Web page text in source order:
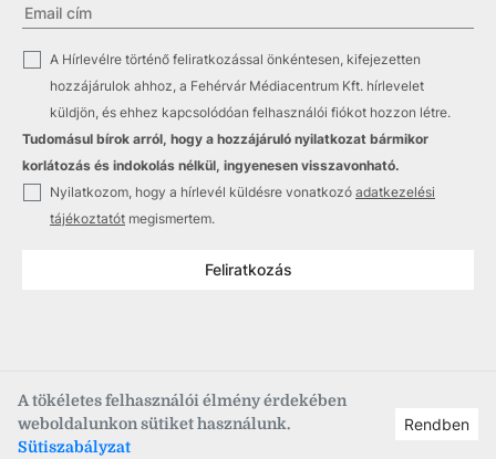
A tökéletes felhasználói élmény érdekében
weboldalunkon sütiket használunk.
Sütiszabályzat
Rendben
A Hírlevélre történő feliratkozással önkéntesen, kifejezetten
hozzájárulok ahhoz, a Fehérvár Médiacentrum Kft. hírlevelet
küldjön, és ehhez kapcsolódóan felhasználói fiókot hozzon létre.
Tudomásul bírok arról, hogy a hozzájáruló nyilatkozat bármikor
korlátozás és indokolás nélkül, ingyenesen visszavonható.
Nyilatkozom, hogy a hírlevél küldésre vonatkozó adatkezelési
tájékoztatót megismertem.
Feliratkozás
Copyright © 2021–2026 Fehérvár Médiacentrum, fmc.hu